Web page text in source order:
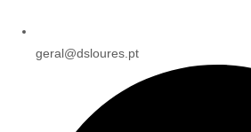
geral@dsloures.pt